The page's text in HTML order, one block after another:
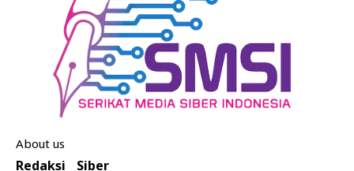
About us
Redaksi Siber